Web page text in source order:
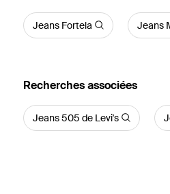
Jeans Fortela Jeans
Recherches associées
Jeans 505 de Levi's